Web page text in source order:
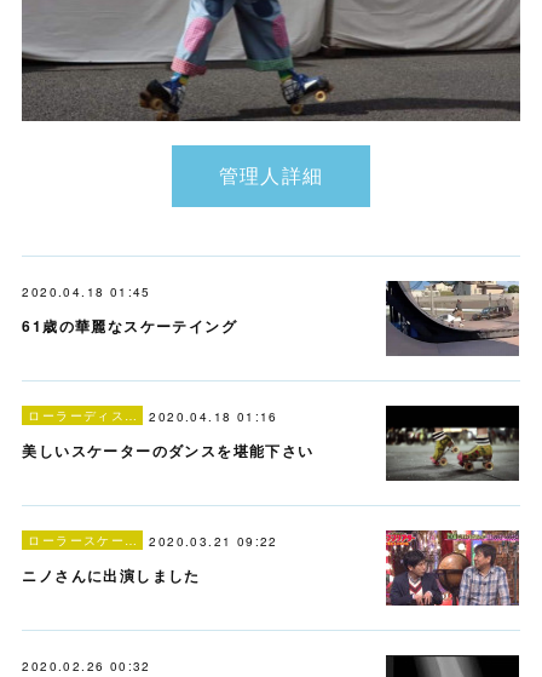
管理人詳細
2020.04.18 01:45
61歳の華麗なスケーテイング
ローラーディスコ 2020.04.18 01:16
美しいスケーターのダンスを堪能下さい
ローラースケート 2020.03.21 09:22
ニノさんに出演しました
2020.02.26 00:32